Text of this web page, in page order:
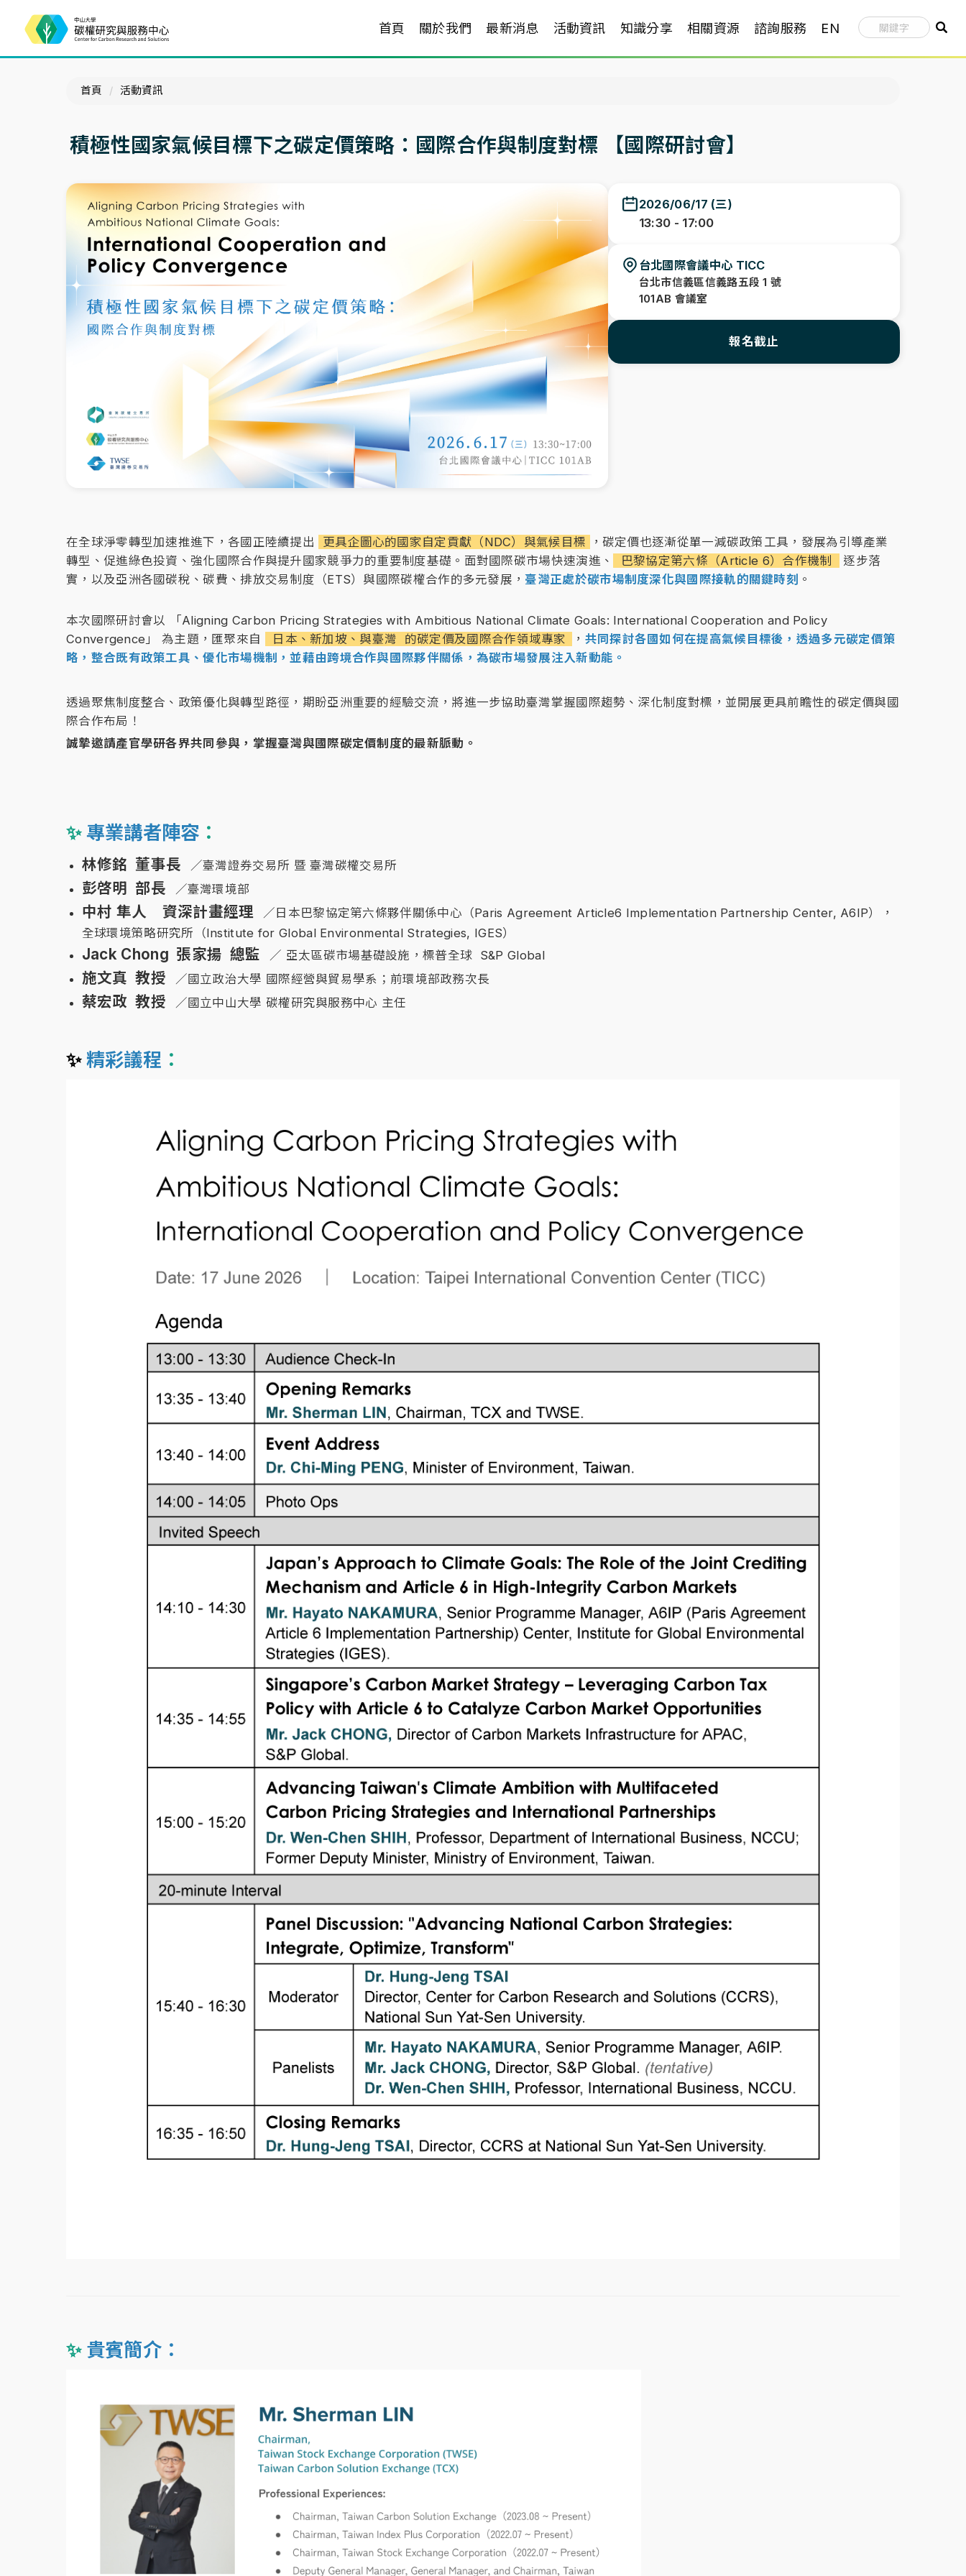
首頁 關於我們 最新消息 活動資訊 知識分享 相關資源 諮詢服務 EN
首頁 活動資訊
積極性國家氣候目標下之碳定價策略：國際合作與制度對標 【國際研討會】
2026/06/17 (三)
13:30 - 17:00
台北國際會議中心 TICC
台北市信義區信義路五段 1 號
101AB 會議室
報名截止
在全球淨零轉型加速推進下，各國正陸續提出 更具企圖心的國家自定貢獻（NDC）與氣候目標
，碳定價也逐漸從單一減碳政策工具，發展為引導產業
轉型、促進綠色投資、強化國際合作與提升國家競爭力的重要制度基礎。面對國際碳市場快速演進、
巴黎協定第六條（Article 6）合作機制
逐步落
實，以及亞洲各國碳稅、碳費、排放交易制度（ETS）與國際碳權合作的多元發展，臺灣正處於碳市場制度深化與國際接軌的關鍵時刻 。
本次國際研討會以 「Aligning Carbon Pricing Strategies with Ambitious National Climate Goals: International Cooperation and Policy
Convergence」 為主題，匯聚來自
日本、新加坡、與臺灣 的碳定價及國際合作領域專家 ， 共同探討各國如何在提高氣候目標後，透過多元碳定價策
略，整合既有政策工具、優化市場機制，並藉由跨境合作與國際夥伴關係，為碳市場發展注入新動能。
透過聚焦制度整合、政策優化與轉型路徑，期盼亞洲重要的經驗交流，將進一步協助臺灣掌握國際趨勢、深化制度對標，並開展更具前瞻性的碳定價與國
際合作布局！
誠摯邀請產官學研各界共同參與，掌握臺灣與國際碳定價制度的最新脈動。
✨專業講者陣容 ：
林修銘 董事長 ／臺灣證券交易所 暨臺灣碳權交易所
彭啓明 部長 ／臺灣環境部
中村 隼人 資深計畫經理
／日本巴黎協定第六條夥伴關係中心（Paris Agreement Article6 Implementation Partnership Center, A6IP），
全球環境策略研究所（Institute for Global Environmental Strategies, IGES）
Jack Chong 張家揚 總監 ／ 亞太區碳市場基礎設施，標普全球 S&P Global
施文真 教授 ／國立政治大學 國際經營與貿易學系；前環境部政務次長
蔡宏政 教授 ／國立中山大學 碳權研究與服務中心 主任
✨精彩議程 ：
✨ 貴賓簡介：